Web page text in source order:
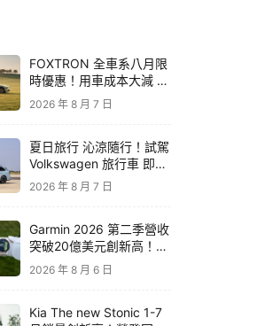
FOXTRON 全車系八月限
時優惠！用車成本大減 開
啟「零稅金＋零保養」純
電新生活
2026 年 8 月 7 日
夏日旅行 沁涼隨行！試駕
Volkswagen 旅行車 即享
精品咖啡卡
2026 年 8 月 7 日
Garmin 2026 第二季營收
突破20億美元創新高！收
購 TrainingPeaks、
TrainHeroic 擴展智慧訓
2026 年 8 月 6 日
Kia The new Stonic 1-7